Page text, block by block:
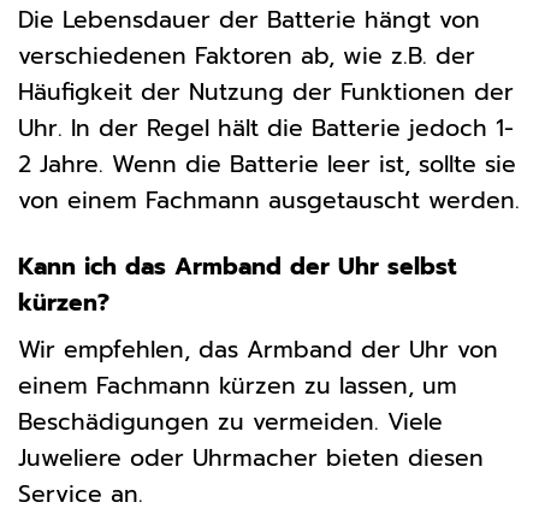
Die Lebensdauer der Batterie hängt von
verschiedenen Faktoren ab, wie z.B. der
Häufigkeit der Nutzung der Funktionen der
Uhr. In der Regel hält die Batterie jedoch 1-
2 Jahre. Wenn die Batterie leer ist, sollte sie
von einem Fachmann ausgetauscht werden.
Kann ich das Armband der Uhr selbst
kürzen?
Wir empfehlen, das Armband der Uhr von
einem Fachmann kürzen zu lassen, um
Beschädigungen zu vermeiden. Viele
Juweliere oder Uhrmacher bieten diesen
Service an.